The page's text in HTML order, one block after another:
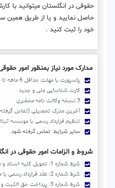
حقوقی در انگلستان میتوانید با
حاصل نمایید و یا از طریق همین
خود را ثبت کنید .
مدارک مورد نیاز بمنظور امور
پاسپورت با مهلت حداقل 6 ماهه تا پایان انقضا
کارت شناسایی ملی و جدید
3 نسخه وکالت نامه محضری
آخرین مدرک تحصیلی (تماس
تنظیم قرارداد رسمی با موسسه ثبتا
سایر شرایط: تماس گرفته شود
شروط و الزامات امور حقوقی در
شرط شماره 1: تحویل کلیه اسناد و مدارک متقاضی
شرط شماره 2: عقد قرارداد رسمی با موسسه ثبتا
شرط شماره 3: پرداخت حق الثبت و اجرا